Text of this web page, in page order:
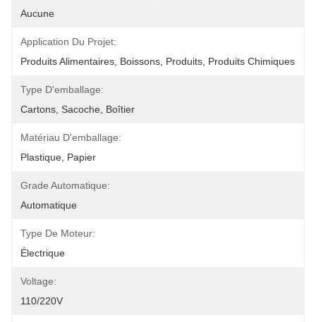
Aucune
Application Du Projet:
Produits Alimentaires, Boissons, Produits, Produits Chimiques
Type D'emballage:
Cartons, Sacoche, Boîtier
Matériau D'emballage:
Plastique, Papier
Grade Automatique:
Automatique
Type De Moteur:
Électrique
Voltage:
110/220V